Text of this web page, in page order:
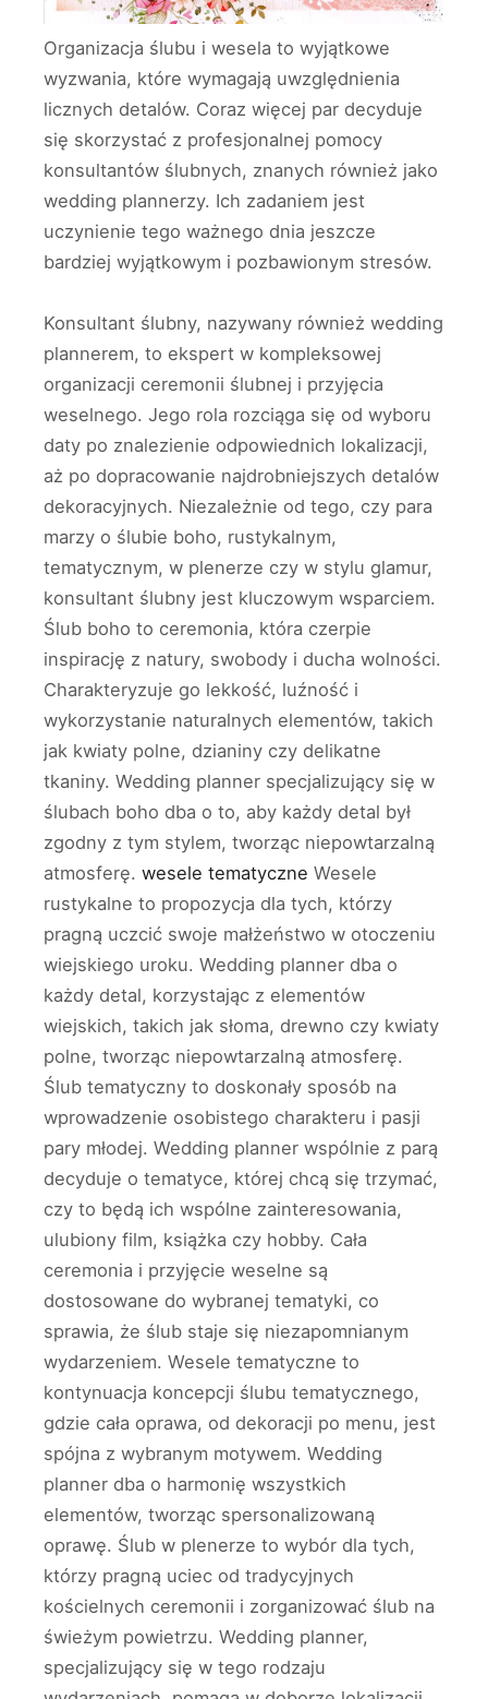
Organizacja ślubu i wesela to wyjątkowe
wyzwania, które wymagają uwzględnienia
licznych detalów. Coraz więcej par decyduje
się skorzystać z profesjonalnej pomocy
konsultantów ślubnych, znanych również jako
wedding plannerzy. Ich zadaniem jest
uczynienie tego ważnego dnia jeszcze
bardziej wyjątkowym i pozbawionym stresów.
Konsultant ślubny, nazywany również wedding
plannerem, to ekspert w kompleksowej
organizacji ceremonii ślubnej i przyjęcia
weselnego. Jego rola rozciąga się od wyboru
daty po znalezienie odpowiednich lokalizacji,
aż po dopracowanie najdrobniejszych detalów
dekoracyjnych. Niezależnie od tego, czy para
marzy o ślubie boho, rustykalnym,
tematycznym, w plenerze czy w stylu glamur,
konsultant ślubny jest kluczowym wsparciem.
Ślub boho to ceremonia, która czerpie
inspirację z natury, swobody i ducha wolności.
Charakteryzuje go lekkość, luźność i
wykorzystanie naturalnych elementów, takich
jak kwiaty polne, dzianiny czy delikatne
tkaniny. Wedding planner specjalizujący się w
ślubach boho dba o to, aby każdy detal był
zgodny z tym stylem, tworząc niepowtarzalną
atmosferę. wesele tematyczne Wesele
rustykalne to propozycja dla tych, którzy
pragną uczcić swoje małżeństwo w otoczeniu
wiejskiego uroku. Wedding planner dba o
każdy detal, korzystając z elementów
wiejskich, takich jak słoma, drewno czy kwiaty
polne, tworząc niepowtarzalną atmosferę.
Ślub tematyczny to doskonały sposób na
wprowadzenie osobistego charakteru i pasji
pary młodej. Wedding planner wspólnie z parą
decyduje o tematyce, której chcą się trzymać,
czy to będą ich wspólne zainteresowania,
ulubiony film, książka czy hobby. Cała
ceremonia i przyjęcie weselne są
dostosowane do wybranej tematyki, co
sprawia, że ślub staje się niezapomnianym
wydarzeniem. Wesele tematyczne to
kontynuacja koncepcji ślubu tematycznego,
gdzie cała oprawa, od dekoracji po menu, jest
spójna z wybranym motywem. Wedding
planner dba o harmonię wszystkich
elementów, tworząc spersonalizowaną
oprawę. Ślub w plenerze to wybór dla tych,
którzy pragną uciec od tradycyjnych
kościelnych ceremonii i zorganizować ślub na
świeżym powietrzu. Wedding planner,
specjalizujący się w tego rodzaju